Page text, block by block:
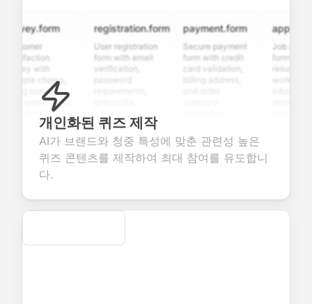
with
open-ended
valuable
about
products or
registration.form
User registration
form with email
verification,
fields for
seamless
account
creation.
payment.form
Secure payment
form with credit
card validation,
commerce
transactions.
Job
form with
resume
questions for
efficient
candidate
개인화된 퀴즈 제작
AI가 브랜드와 청중 특성에 맞춘 관련성 높은
퀴즈 콘텐츠를 제작하여 최대 참여를 유도합니
다.
Secure